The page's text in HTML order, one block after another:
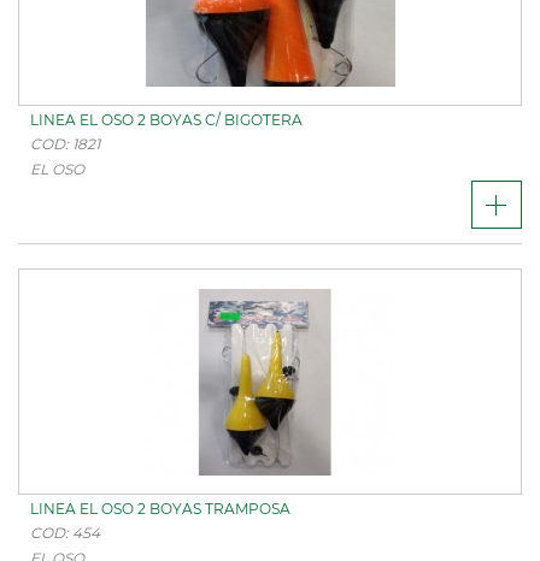
LINEA EL OSO 2 BOYAS C/ BIGOTERA
COD: 1821
EL OSO
LINEA EL OSO 2 BOYAS TRAMPOSA
COD: 454